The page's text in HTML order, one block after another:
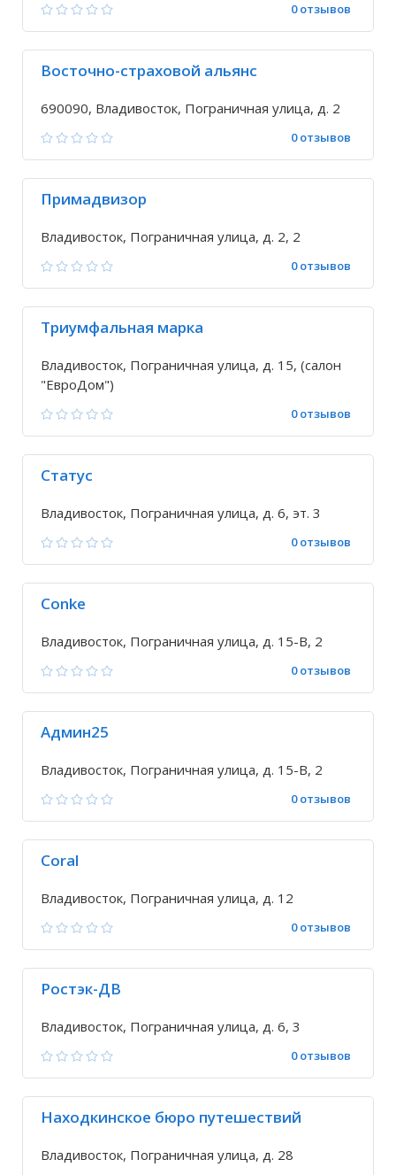
0 отзывов
Восточно-cтраховой альянс
690090, Владивосток, Пограничная улица, д. 2
0 отзывов
Примадвизор
Владивосток, Пограничная улица, д. 2, 2
0 отзывов
Триумфальная марка
Владивосток, Пограничная улица, д. 15, (салон
"ЕвроДом")
0 отзывов
Статус
Владивосток, Пограничная улица, д. 6, эт. 3
0 отзывов
Conke
Владивосток, Пограничная улица, д. 15-В, 2
0 отзывов
Админ25
Владивосток, Пограничная улица, д. 15-В, 2
0 отзывов
Coral
Владивосток, Пограничная улица, д. 12
0 отзывов
Ростэк-ДВ
Владивосток, Пограничная улица, д. 6, 3
0 отзывов
Находкинское бюро путешествий
Владивосток, Пограничная улица, д. 28